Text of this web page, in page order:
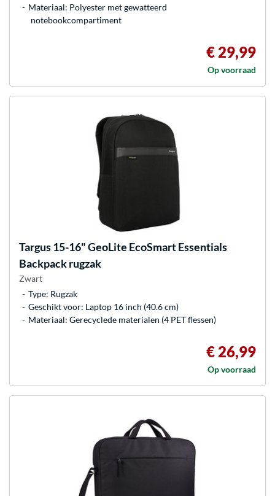
Materiaal: Polyester met gewatteerd
notebookcompartiment
€ 29,99
Op voorraad
Targus15-16" GeoLite EcoSmart Essentials
Backpack rugzak
Zwart
Type: Rugzak
Geschikt voor: Laptop 16 inch (40.6 cm)
Materiaal: Gerecyclede materialen (4 PET flessen)
€ 26,99
Op voorraad